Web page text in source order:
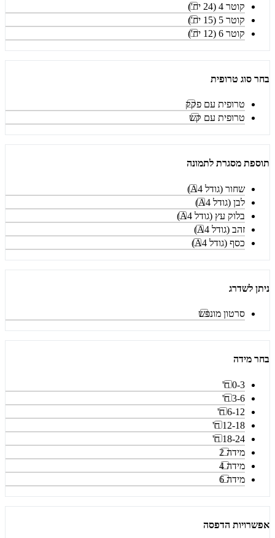
קוטר 4 (24 יח')
קוטר 5 (15 יח')
קוטר 6 (12 יח')
בחר סוג טרופית
טרופית עם פקק
טרופית עם קש
תוספת מסגרת לתמונה
שחור (גודל A4)
לבן (גודל A4)
בלוק עץ (גודל A4)
זהב (גודל A4)
כסף (גודל A4)
ניתן לשדרג
סרטון מונפש
בחר מידה
0-3 ח'
3-6 ח'
6-12 ח'
12-18 ח'
18-24 ח'
מידה 2
מידה 4
מידה 6
אפשרויות הדפסה